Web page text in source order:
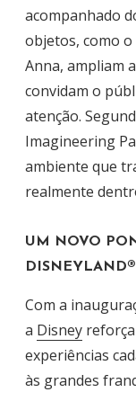
acompanhado
objetos, como
Anna, ampliam
convidam o
atenção.
Imagineering
ambiente que
realmente
UM NOVO
DISNEYLAND®
Com a
a Disney
experiências
às grandes